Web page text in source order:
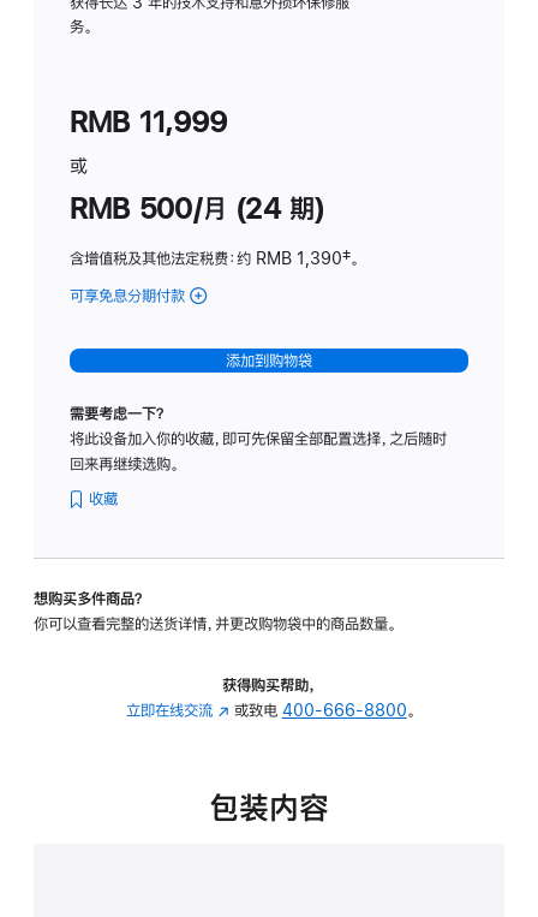
务。
RMB 11,999
或
RMB 500/月 (24 期)
含增值税及其他法定税费：约 RMB 1,390脚
‡。
可享免息分期付款 (Studio
-
标
璃
转
的
添加到购物袋
需要考虑一下？
将此设备加入你的收藏，即可先保留全部配置选择，之后随时
回来再继续选购。
收藏
想购买多件商品？
你可以查看完整的送货详情，并更改购物袋中的商品数量。
获得购买帮助，
立即在线交流 (在
中
或致电 400-666-8800。
包装内容